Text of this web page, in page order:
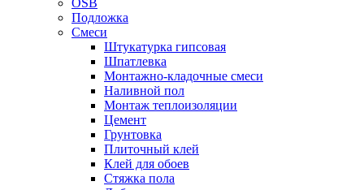
OSB
Подложка
Смеси
Штукатурка гипсовая
Шпатлевка
Монтажно-кладочные смеси
Наливной пол
Монтаж теплоизоляции
Цемент
Грунтовка
Плиточный клей
Клей для обоев
Стяжка пола